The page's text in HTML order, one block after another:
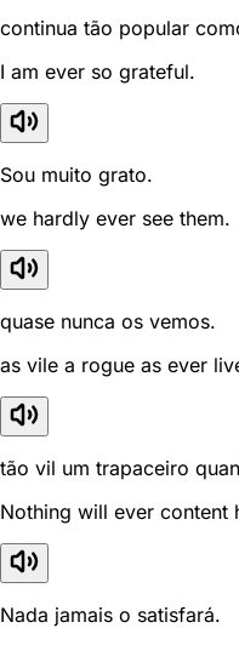
continua tão popular
I am ever so grateful.
Sou muito grato.
we hardly ever see them.
quase nunca os vemos.
as vile a rogue as ever
tão vil um trapaceiro
Nothing will ever content
Nada jamais o satisfará.